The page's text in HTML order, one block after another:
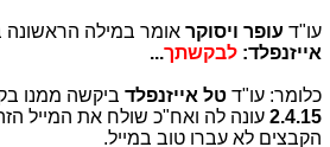
עו"ד עופר ויסוקראומר במילה הראשונה
אייזנפלד: לבקשתך...
כלומר: עו"ד טל אייזנפלדביקשה ממנו
2.4.15
הקבצים לא עברו טוב במייל.